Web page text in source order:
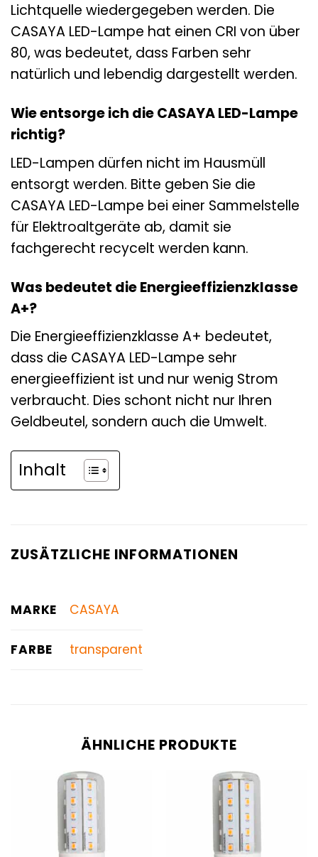
Lichtquelle wiedergegeben werden. Die
CASAYA LED-Lampe hat einen CRI von über
80, was bedeutet, dass Farben sehr
natürlich und lebendig dargestellt werden.
Wie entsorge ich die CASAYA LED-Lampe
richtig?
LED-Lampen dürfen nicht im Hausmüll
entsorgt werden. Bitte geben Sie die
CASAYA LED-Lampe bei einer Sammelstelle
für Elektroaltgeräte ab, damit sie
fachgerecht recycelt werden kann.
Was bedeutet die Energieeffizienzklasse
A+?
Die Energieeffizienzklasse A+ bedeutet,
dass die CASAYA LED-Lampe sehr
energieeffizient ist und nur wenig Strom
verbraucht. Dies schont nicht nur Ihren
Geldbeutel, sondern auch die Umwelt.
Inhalt
ZUSÄTZLICHE INFORMATIONEN
MARKE CASAYA
FARBE transparent
ÄHNLICHE PRODUKTE